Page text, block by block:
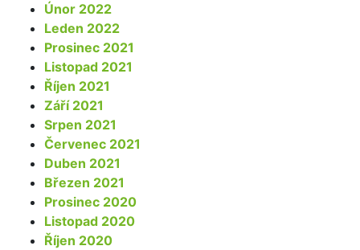
Únor 2022
Leden 2022
Prosinec 2021
Listopad 2021
Říjen 2021
Září 2021
Srpen 2021
Červenec 2021
Duben 2021
Březen 2021
Prosinec 2020
Listopad 2020
Říjen 2020